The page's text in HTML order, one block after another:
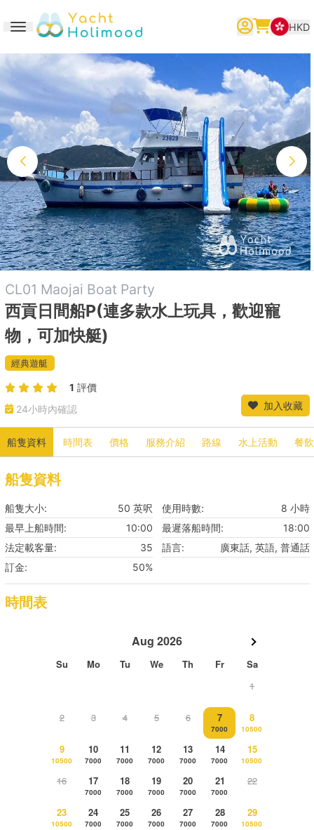
Toggle navigation
繁體中文 English 简体中文
HKD
CL01 Maojai Boat Party
西貢日間船P(連多款水上玩具，歡迎寵
物，可加快艇)
經典遊艇
1 評價
24小時內確認
加入收藏
船隻資料 時間表 價格 服務介紹 路線 水上活動 餐飲
船隻資料
船隻大小: 50 英呎 使用時數:
8 小時
最早上船時間:
10:00 最遲落船時間:
18:00
法定載客量:
35 語言:
廣東話, 英語, 普通話
訂金:
50%
時間表
Aug 2026
Su Mo Tu We Th Fr
Sa
1
2 3 4 5 6 7
7000
8
10500
9
10500
10
7000
11
7000
12
7000
13
7000
14
7000
15
10500
16 17
7000
18
7000
19
7000
20
7000
21
7000
22
23
10500
24
7000
25
7000
26
7000
27
7000
28
7000
29
10500